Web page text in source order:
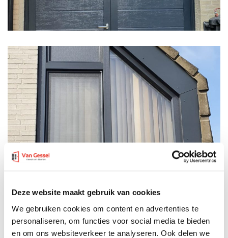
Deze website maakt gebruik van cookies
We gebruiken cookies om content en advertenties te
personaliseren, om functies voor social media te bieden
en om ons websiteverkeer te analyseren. Ook delen we